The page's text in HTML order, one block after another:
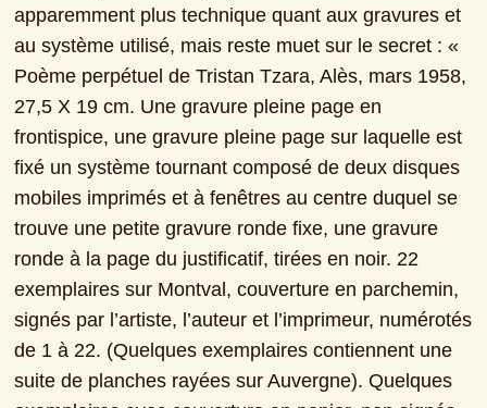
apparemment plus technique quant aux gravures et
au système utilisé, mais reste muet sur le secret : «
Poème perpétuel de Tristan Tzara, Alès, mars 1958,
27,5 X 19 cm. Une gravure pleine page en
frontispice, une gravure pleine page sur laquelle est
fixé un système tournant composé de deux disques
mobiles imprimés et à fenêtres au centre duquel se
trouve une petite gravure ronde fixe, une gravure
ronde à la page du justificatif, tirées en noir. 22
exemplaires sur Montval, couverture en parchemin,
signés par l’artiste, l’auteur et l’imprimeur, numérotés
de 1 à 22. (Quelques exemplaires contiennent une
suite de planches rayées sur Auvergne). Quelques